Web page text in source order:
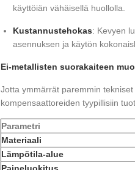
käyttöiän vähäisellä huollolla.
Kustannustehokas: Kevyen
asennuksen ja käytön
Ei-metallisten suorakaiteen
Jotta ymmärrät paremmin
kompensaattoreiden tyypillisiin
Parametri
Materiaali
Lämpötila-alue